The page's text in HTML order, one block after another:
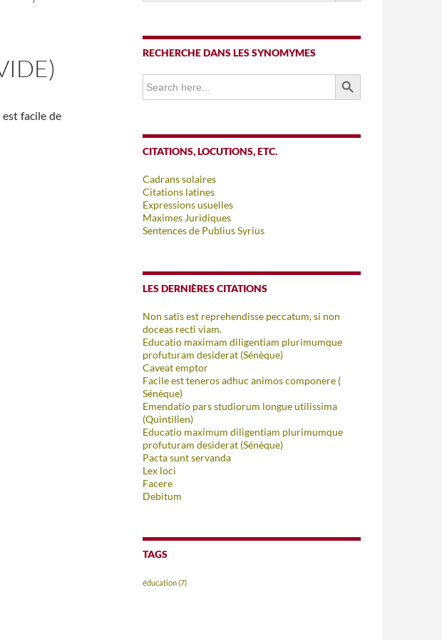
facile de
RECHERCHE DANS LES SYNOMYMES
Search
for:
SEARCH BUTTON
CITATIONS, LOCUTIONS, ETC.
Cadrans solaires
Citations latines
Expressions usuelles
Maximes Juridiques
Sentences de Publius Syrius
LES DERNIÈRES CITATIONS
Non satis est reprehendisse peccatum, si non
doceas recti viam.
Educatio maximam diligentiam plurimumque
profuturam desiderat (Sénèque)
Caveat emptor
Facile est teneros adhuc animos componere (
Sénèque)
Emendatio pars studiorum longue utilissima
(Quintilien)
Educatio maximum diligentiam plurimumque
profuturam desiderat (Sénèque)
Pacta sunt servanda
Lex loci
Facere
Debitum
TAGS
éducation(7)